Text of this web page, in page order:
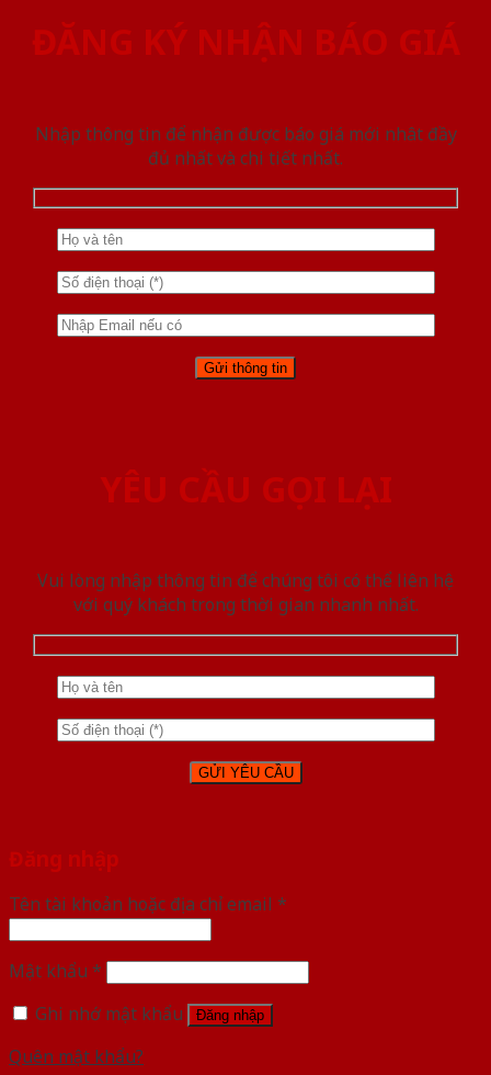
ĐĂNG KÝ NHẬN BÁO GIÁ
Nhập thông tin để nhận được báo giá mới nhât đầy
đủ nhất và chi tiết nhất.
YÊU CẦU GỌI LẠI
Vui lòng nhập thông tin để chúng tôi có thể liên hệ
với quý khách trong thời gian nhanh nhất.
Đăng nhập
Tên tài khoản hoặc địa chỉ email *
Mật khẩu *
Ghi nhớ mật khẩu
Đăng nhập
Quên mật khẩu?